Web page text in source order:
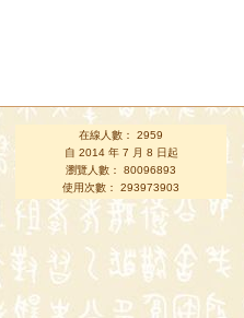
在線人數： 2959
自 2014 年 7 月 8 日起
瀏覽人數： 80096893
使用次數： 293973903